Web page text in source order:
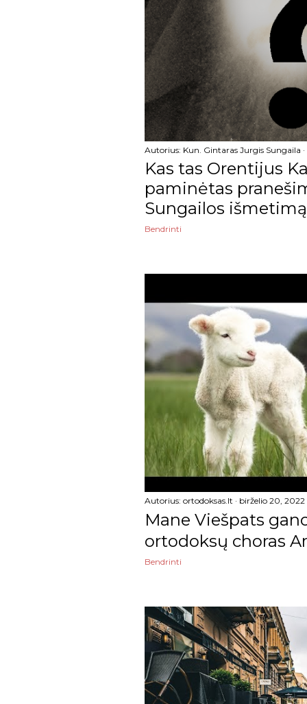
2024
gruodžio
lapkričio
spalio
rugsėjo
rugpjūčio
liepos
kovo
vasario
sausio
2023
gruodžio
lapkričio
spalio
rugsėjo
rugpjūčio
gegužės
balandžio
kovo
vasario
Autorius: Kun. Gintaras Jurgis Sungaila
Kas tas Orentijus
paminėtas
Sungailos
Bendrinti
Autorius: ortodoksas.lt birželio 20, 2022
Mane Viešpats
ortodoksų choras
Bendrinti